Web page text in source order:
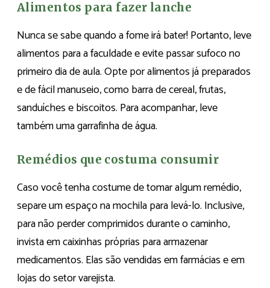
Alimentos para fazer lanche
Nunca se sabe quando a fome irá bater! Portanto, leve
alimentos para a faculdade e evite passar sufoco no
primeiro dia de aula. Opte por alimentos já preparados
e de fácil manuseio, como barra de cereal, frutas,
sanduíches e biscoitos. Para acompanhar, leve
também uma garrafinha de água.
Remédios que costuma consumir
Caso você tenha costume de tomar algum remédio,
separe um espaço na mochila para levá-lo. Inclusive,
para não perder comprimidos durante o caminho,
invista em caixinhas próprias para armazenar
medicamentos. Elas são vendidas em farmácias e em
lojas do setor varejista.